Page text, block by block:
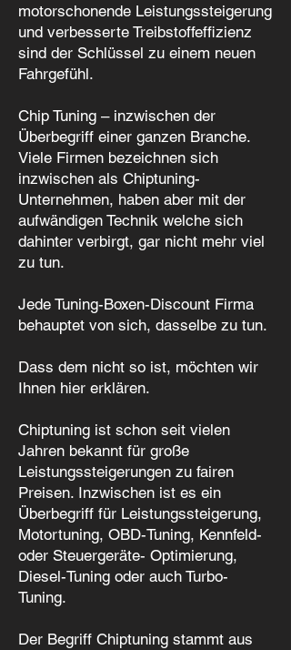
motorschonende Leistungssteigerung
und verbesserte Treibstoffeffizienz
sind der Schlüssel zu einem neuen
Fahrgefühl.
Chip Tuning – inzwischen der
Überbegriff einer ganzen Branche.
Viele Firmen bezeichnen sich
inzwischen als Chiptuning-
Unternehmen, haben aber mit der
aufwändigen Technik welche sich
dahinter verbirgt, gar nicht mehr viel
zu tun.
Jede Tuning-Boxen-Discount Firma
behauptet von sich, dasselbe zu tun.
Dass dem nicht so ist, möchten wir
Ihnen hier erklären.
Chiptuning ist schon seit vielen
Jahren bekannt für große
Leistungssteigerungen zu fairen
Preisen. Inzwischen ist es ein
Überbegriff für Leistungssteigerung,
Motortuning, OBD-Tuning, Kennfeld-
oder Steuergeräte- Optimierung,
Diesel-Tuning oder auch Turbo-
Tuning.
Der Begriff Chiptuning stammt aus